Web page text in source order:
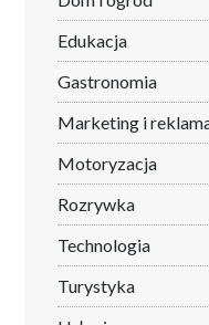
Edukacja
Gastronomia
Marketing i
Motoryzacja
Rozrywka
Technologia
Turystyka